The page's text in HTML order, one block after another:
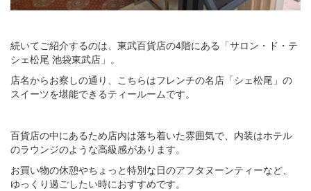
続いてご紹介するのは、東武百貨店の4階にある「サロン・ド・テ
シェ松尾 池袋東武店」。
店名からお察しの通り、こちらはフレンチの名店「シェ松尾」の
スイーツを堪能できるティールームです。
百貨店の中にあるため店内は落ち着いた雰囲気で、内装はホテル
のラウンジのような高級感があります。
お買い物の休憩やちょっと特別な日のアフタヌーンティーなど、
ゆっくり過ごしたい時におすすめです。